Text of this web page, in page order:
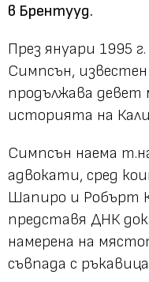
в Брентууд.
През януари 1995
Симпсън,
продължава девет
историята на
Симпсън наема
адвокати, сред
Шапиро и Робърт
представя ДНК
намерена на
съвпада с